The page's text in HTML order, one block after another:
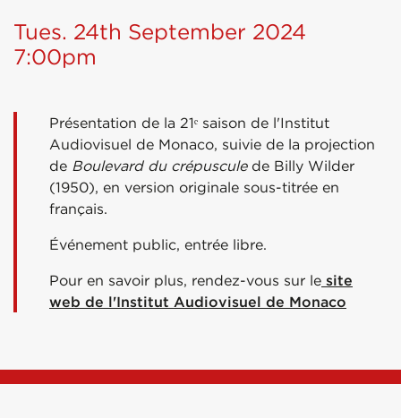
Tues. 24th September 2024
7:00pm
Présentation de la 21ᵉ saison de l'Institut
Audiovisuel de Monaco, suivie de la projection
de Boulevard du crépusculede Billy Wilder
(1950), en version originale sous-titrée en
français.
Événement public, entrée libre.
Pour en savoir plus, rendez-vous sur le site
web de l'Institut Audiovisuel de Monaco